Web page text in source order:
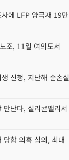
에 LFP 양극재 19만
조, 11일 여의도서
신청, 지난해 순손실
난다, 실리콘밸리서
담합 의혹 심의, 최대